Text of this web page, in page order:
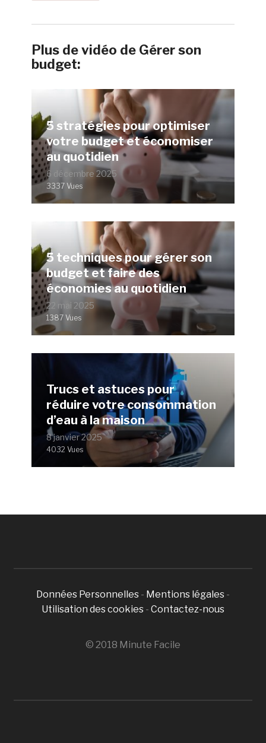
Plus de vidéo de Gérer son
budget:
5 stratégies pour optimiser
votre budget et économiser
au quotidien
6 décembre 2025
3337 Vues
5 techniques pour gérer son
budget et faire des
économies au quotidien
22 mai 2025
1387 Vues
Trucs et astuces pour
réduire votre consommation
d’eau à la maison
8 janvier 2025
4032 Vues
Données Personnelles - Mentions légales -
Utilisation des cookies - Contactez-nous
© 2018 Minute Facile